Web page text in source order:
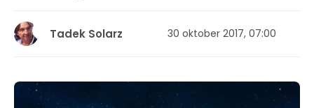
Tadek Solarz 30 oktober 2017, 07:00